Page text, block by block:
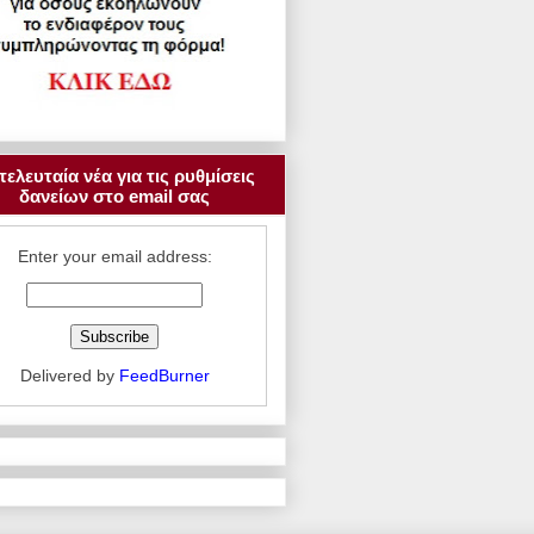
νέα για τις ρυθμίσεις
δανείων στο email σας
Enter your email address:
Delivered by FeedBurner